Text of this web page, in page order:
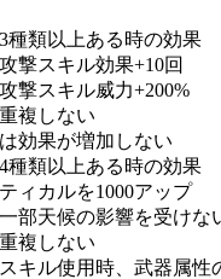
種類以上ある時の効果
撃スキル効果+10回
撃スキル威力+200%
複しない
効果が増加しない
種類以上ある時の効果
ィカルを1000アップ
部天候の影響を受けな
複しない
キル使用時、武器属性